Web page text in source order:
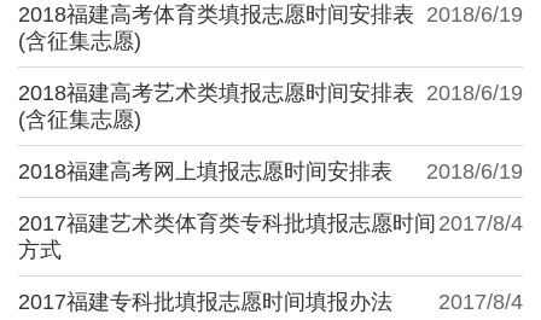
2018/6/19
2018福建高考体育类填报志愿时间安排表
(含征集志愿)
2018/6/19
2018福建高考艺术类填报志愿时间安排表
(含征集志愿)
2018/6/19
2018福建高考网上填报志愿时间安排表
2017/8/4
2017福建艺术类体育类专科批填报志愿时间
方式
2017/8/4
2017福建专科批填报志愿时间填报办法